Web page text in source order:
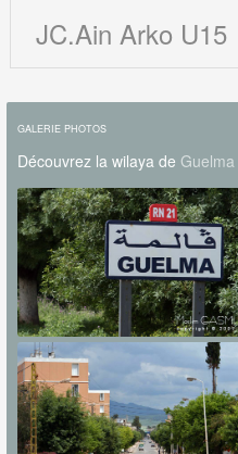
JC.Ain Arko U15
GALERIE PHOTOS
Découvrez la wilaya de Guelma